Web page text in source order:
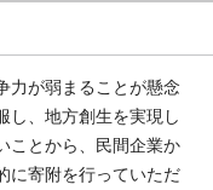
力が弱まることが懸念
し、地方創生を実現し
ことから、民間企業か
に寄附を行っていただ